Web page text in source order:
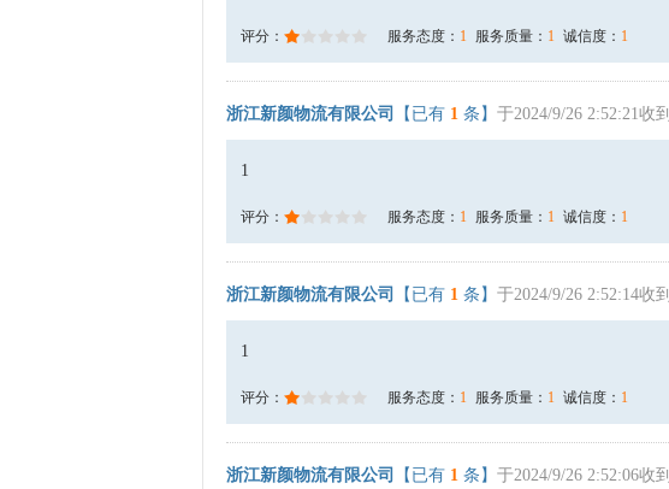
评分： 服务态度： 1 服务质量： 1 诚信度： 1
浙江新颜物流有限公司 【已有 1 条】 于2024/9/26 2:52:21收到
1
评分： 服务态度： 1 服务质量： 1 诚信度： 1
浙江新颜物流有限公司 【已有 1 条】 于2024/9/26 2:52:14收到
1
评分： 服务态度： 1 服务质量： 1 诚信度： 1
浙江新颜物流有限公司 【已有 1 条】 于2024/9/26 2:52:06收到